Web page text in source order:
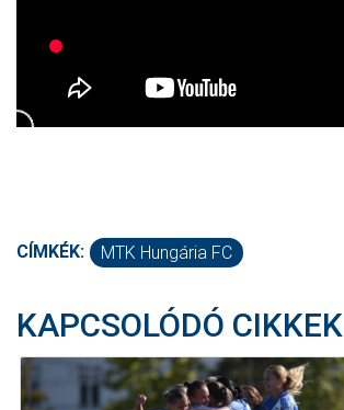
CÍMKÉK: MTK Hungária FC
KAPCSOLÓDÓ CIKKEK